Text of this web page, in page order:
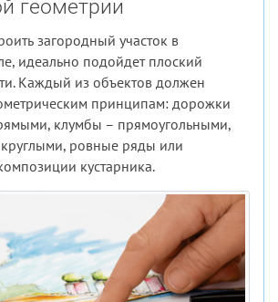
геометрии
загородный участок в
идеально подойдет плоский
Каждый из объектов должен
принципам: дорожки
клумбы – прямоугольными,
ровные ряды или
кустарника.